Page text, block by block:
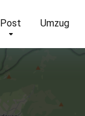
Post Umzug